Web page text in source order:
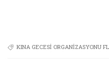
KINA GECESI ORGANIZASYONU